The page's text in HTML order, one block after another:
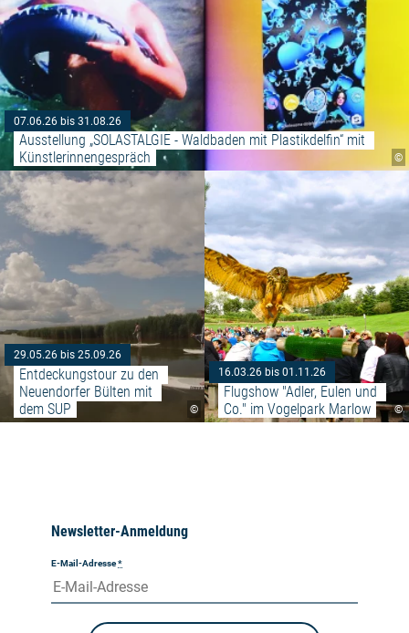
©
07.06.26 bis 31.08.26
Ausstellung „SOLASTALGIE - Waldbaden mit Plastikdelfin“ mit
Künstlerinnengespräch
©
29.05.26 bis 25.09.26
Entdeckungstour zu den
Neuendorfer Bülten mit
dem SUP
Weiterlesen: "Entdeckungstour
©
16.03.26 bis 01.11.26
Flugshow "Adler, Eulen und
Co." im Vogelpark Marlow
Newsletter-Anmeldung
E-Mail-Adresse*